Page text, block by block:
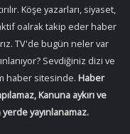
Köşe yazarları, siyaset,
oalrak takip eder haber
TV'de bugün neler var
Sevdiğiniz dizi ve
haber sitesinde. Haber
Kanuna aykırı ve
yayınlanamaz.